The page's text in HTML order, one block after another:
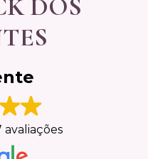
DOS
avaliações